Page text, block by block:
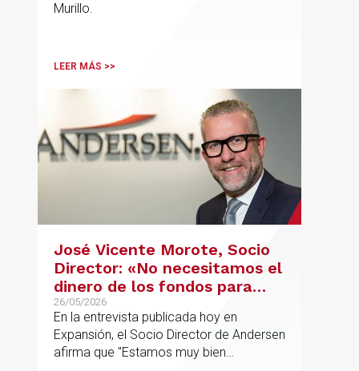
Murillo.
LEER MÁS >>
José Vicente Morote, Socio
Director: «No necesitamos el
dinero de los fondos para
desarrollar nuestro
proyecto»
26/05/2026
En la entrevista publicada hoy en
Expansión, el Socio Director de Andersen
afirma que "Estamos muy bien